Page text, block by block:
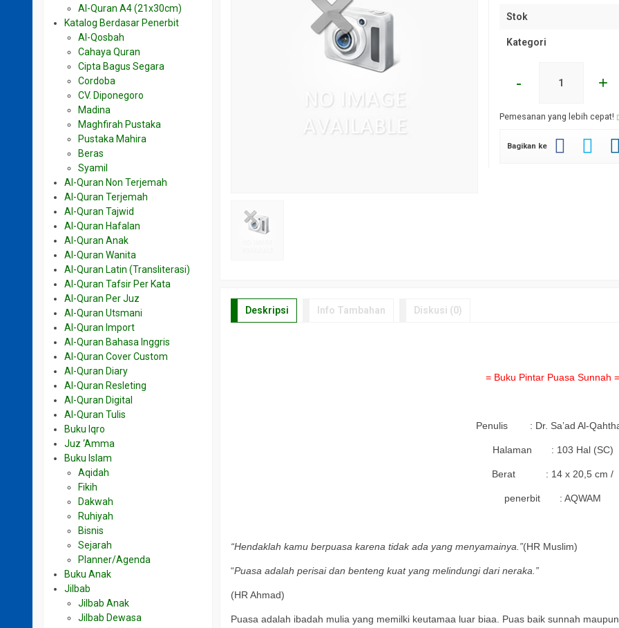
Stok
Kategori
- +
Pemesanan yang lebih cepat!
Bagikan ke
Deskripsi Info Tambahan Diskusi (0)
= Buku Pintar Puasa Sunnah =
Penulis : Dr. Sa’ad Al-
Halaman : 103 Hal (SC)
Berat : 14 x 20,5 cm /
penerbit : AQWAM
“Hendaklah kamu berpuasa karena tidak ada yang menyamainya.”(HR Muslim)
“Puasa adalah perisai dan benteng kuat yang melindungi dari neraka.”
(HR Ahmad)
Puasa adalah ibadah mulia yang memilki keutamaa luar biaa. Puas baik sunnah
Al-Quran A4 (21x30cm)
Katalog Berdasar Penerbit
Al-Qosbah
Cahaya Quran
Cipta Bagus Segara
Cordoba
CV. Diponegoro
Madina
Maghfirah Pustaka
Pustaka Mahira
Beras
Syamil
Al-Quran Non Terjemah
Al-Quran Terjemah
Al-Quran Tajwid
Al-Quran Hafalan
Al-Quran Anak
Al-Quran Wanita
Al-Quran Latin (Transliterasi)
Al-Quran Tafsir Per Kata
Al-Quran Per Juz
Al-Quran Utsmani
Al-Quran Import
Al-Quran Bahasa Inggris
Al-Quran Cover Custom
Al-Quran Diary
Al-Quran Resleting
Al-Quran Digital
Al-Quran Tulis
Buku Iqro
Juz ‘Amma
Buku Islam
Aqidah
Fikih
Dakwah
Ruhiyah
Bisnis
Sejarah
Planner/Agenda
Buku Anak
Jilbab
Jilbab Anak
Jilbab Dewasa